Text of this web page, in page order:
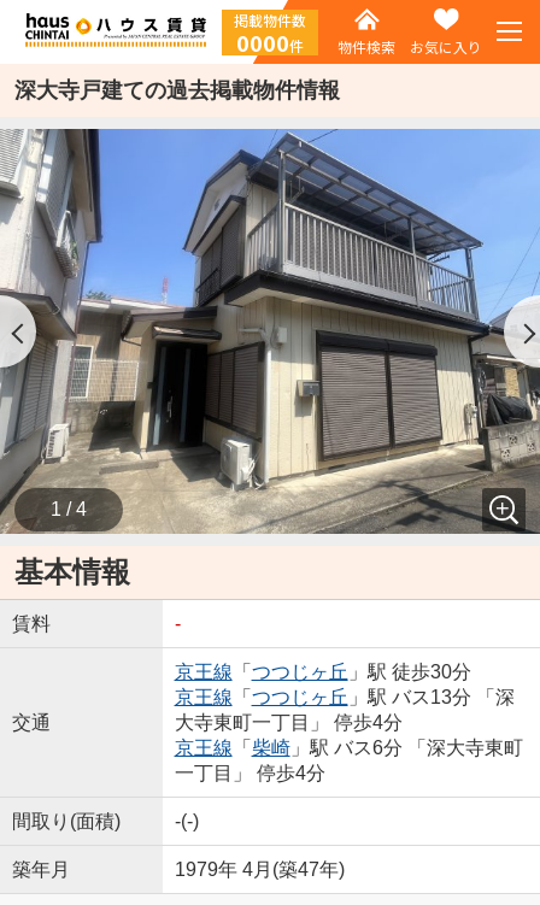
掲載物件数
0000件 物件検索 お気に入り
深大寺戸建ての過去掲載物件情報
1 / 4
基本情報
賃料 -
交通
京王線 「 つつじヶ丘 」駅 徒歩30分
京王線 「 つつじヶ丘 」駅 バス13分 「深
大寺東町一丁目」 停歩4分
京王線 「 柴崎」駅 バス6分 「深大寺東町
一丁目」 停歩4分
間取り(面積) -(-)
築年月 1979年 4月(築47年)